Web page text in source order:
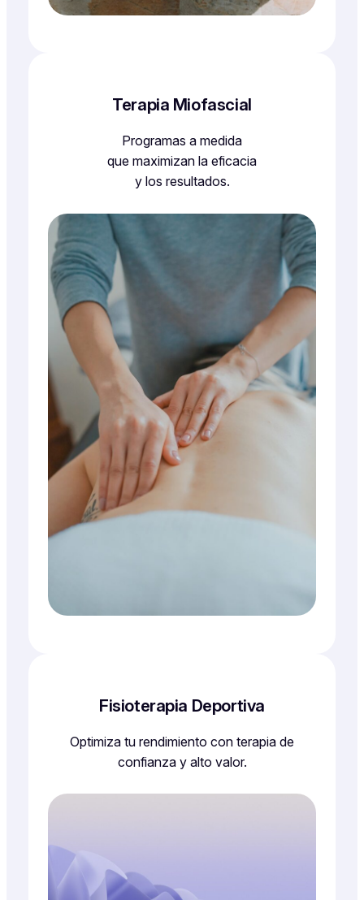
Terapia Miofascial
Programas a medida
que maximizan la eficacia
y los resultados.
Fisioterapia Deportiva
Optimiza tu rendimiento con terapia de
confianza y alto valor.